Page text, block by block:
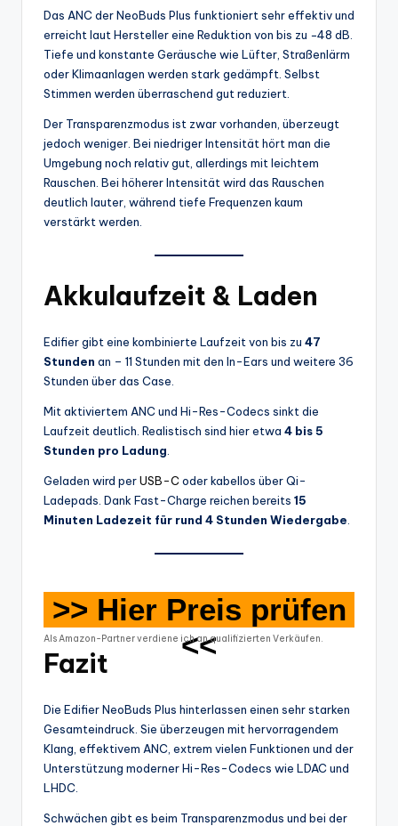
Das ANC der NeoBuds Plus funktioniert sehr effektiv und
erreicht laut Hersteller eine Reduktion von bis zu −48 dB.
Tiefe und konstante Geräusche wie Lüfter, Straßenlärm
oder Klimaanlagen werden stark gedämpft. Selbst
Stimmen werden überraschend gut reduziert.
Der Transparenzmodus ist zwar vorhanden, überzeugt
jedoch weniger. Bei niedriger Intensität hört man die
Umgebung noch relativ gut, allerdings mit leichtem
Rauschen. Bei höherer Intensität wird das Rauschen
deutlich lauter, während tiefe Frequenzen kaum
verstärkt werden.
Akkulaufzeit & Laden
Edifier gibt eine kombinierte Laufzeit von bis zu 47
Stunden an – 11 Stunden mit den In-Ears und weitere 36
Stunden über das Case.
Mit aktiviertem ANC und Hi-Res-Codecs sinkt die
Laufzeit deutlich. Realistisch sind hier etwa 4 bis 5
Stunden pro Ladung.
Geladen wird perUSB-C oder kabellos über Qi-
Ladepads. Dank Fast-Charge reichen bereits 15
Minuten Ladezeit für rund 4 Stunden Wiedergabe.
>> Hier Preis prüfen
<<
Als Amazon-Partner verdiene ich an qualifizierten Verkäufen.
Fazit
Die Edifier NeoBuds Plus hinterlassen einen sehr starken
Gesamteindruck. Sie überzeugen mit hervorragendem
Klang, effektivem ANC, extrem vielen Funktionen und der
Unterstützung moderner Hi-Res-Codecs wie LDAC und
LHDC.
Schwächen gibt es beim Transparenzmodus und bei der